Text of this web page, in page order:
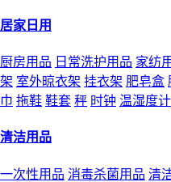
居家日用
厨房用品 日常洗护用品 家纺
架 室外晾衣架 挂衣架 肥皂盒
巾 拖鞋 鞋套 秤 时钟 温湿度计
清洁用品
一次性用品 消毒杀菌用品 清